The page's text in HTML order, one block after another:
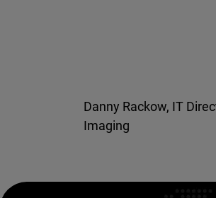
Danny Rackow, IT
Imaging